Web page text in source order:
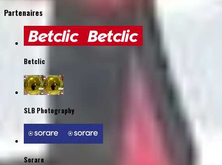
Partenaires
Betclic
SLB Photography
Sorare